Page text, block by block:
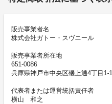
販売事業者名
株式会社ガトー・スヴニール
販売事業者所在地
651-0086
兵庫県神戸市中央区磯上通4丁目1-
代表者または運営統括責任者
横山 和之